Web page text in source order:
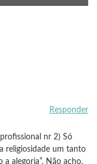
Responder
nr 2) Só
religiosidade um tanto
a alegoria”. Não acho.